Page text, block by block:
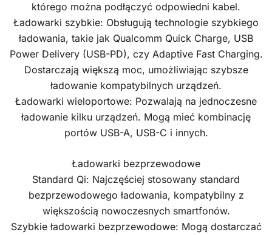
którego można podłączyć odpowiedni kabel.
Ładowarki szybkie: Obsługują technologie szybkiego
ładowania, takie jak Qualcomm Quick Charge, USB
Power Delivery (USB-PD), czy Adaptive Fast Charging.
Dostarczają większą moc, umożliwiając szybsze
ładowanie kompatybilnych urządzeń.
Ładowarki wieloportowe: Pozwalają na jednoczesne
ładowanie kilku urządzeń. Mogą mieć kombinację
portów USB-A, USB-C i innych.
Ładowarki bezprzewodowe
Standard Qi: Najczęściej stosowany standard
bezprzewodowego ładowania, kompatybilny z
większością nowoczesnych smartfonów.
Szybkie ładowarki bezprzewodowe: Mogą dostarczać